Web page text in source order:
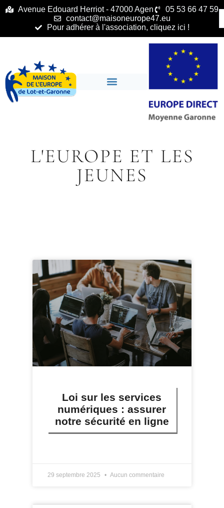
principalAvenue Edouard Herriot - 47000 Agen
05 53 66 47 59
contact@maisoneurope47.eu
Pour adhérer à l'association, cliquez ici !
L'EUROPE ET LES
JEUNES
Loi sur les services
numériques : assurer
notre sécurité en ligne
29 septembre 2025 Aucun commentaire